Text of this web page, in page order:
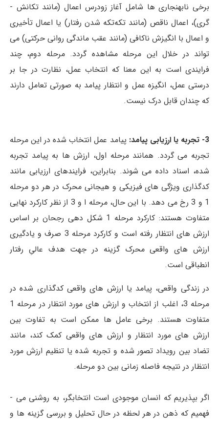
برخی نابهنجاری­ ها شامل آغاز زودرس اعمال (مانند تکانش ­
گری)، اعمال ناقص (مانند تکه‌تکه شدن رفتار) یا اعمال تأخیری
و اعمال با انگیزش ناکافی (مانند عقب­ ماندگی روانی حرکتی) می
­تواند در خلال این مرحله مشاهده گردد. مرحله دوم، چند
فرایندی است به این معنا که انتخاب عمل، نظارت در جا بر
درستی عمل، انگیزه عمل و انتظار پیامد به صورتی تعامل دارند
که چندان قابل درک نیست.
پیامد عمل انتخاب شده در این مرحله
تجربه می ­گردد. همانند مرحله اول، ارزش­ ها به پیامد تجربه
شده، اسناد داده می­ شوند. بنابراین، فرایندهای ارزیابی مانند
کدگذاری ویژگی ­های فیزیکی و هیجانی محرک در هر دو مرحله
1 و 3 رخ می­ دهد. با این حال، مرحله ا و 3 از نظر کارکرد نهایی
متفاوت هستند: کارکرد مرحله 1 شکل­ دهی رجحان بر اساس
ارزش ­های انتظار رفته است و کارکرد مرحله 3 صرف و یادگیری
ارزش­ های واقعی محرک گزینه در جهت هدف عالیِ رفتار
انطباقی است.
در زندگی واقعی، پیامد یا ارزش­ های واقعی کدگذاری شده در
مرحله 3، اغلب از انتخاب و ارزش ­های مورد انتظار در مرحله 1
متفاوت هستند. برخی عامل­ ها ممکن است به تفاوت بین
ارزش­ های مورد انتظار و ارزش­ های واقعی کمک کند، مانند
تضاد بین رویداد تصور شده و تجربه شده یا تنظیم ارزش مورد
انتظار در نتیجه فاصله زمانی بین دو مرحله.
اگر بپذیریم که انسان موجودی است انتخاب­گر، به روشنی می ­
فهمیم که ذهن در هر لحظه در حال تحلیل و بررسی گزینه ­ها و